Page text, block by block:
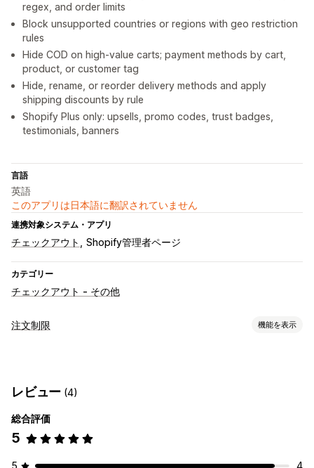
regex, and order limits
Block unsupported countries or regions with geo restriction
rules
Hide COD on high-value carts; payment methods by cart,
product, or customer tag
Hide, rename, or reorder delivery methods and apply
shipping discounts by rule
Shopify Plus only: upsells, promo codes, trust badges,
testimonials, banners
言語
英語
このアプリは日本語に翻訳されていません
連携対象システム・アプリ
チェックアウト Shopify管理者ページ
カテゴリー
チェックアウト - その他
注文制限 機能を表示
決済方法 配送方法
通知設定
チェックアウトアラート
レビュー (4)
総合評価
5